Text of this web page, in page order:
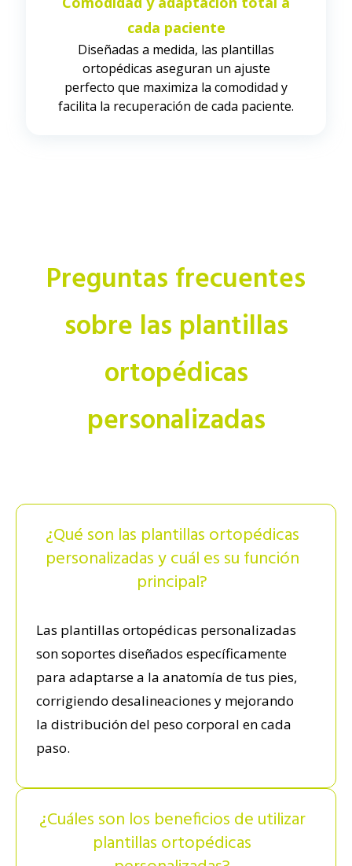
cada paciente
Diseñadas a medida, las plantillas
ortopédicas aseguran un ajuste
perfecto que maximiza la comodidad y
facilita la recuperación de cada paciente.
Preguntas frecuentes
sobre las plantillas
ortopédicas
personalizadas
¿Qué son las plantillas ortopédicas
personalizadas y cuál es su función
principal?
Las plantillas ortopédicas personalizadas
son soportes diseñados específicamente
para adaptarse a la anatomía de tus pies,
corrigiendo desalineaciones y mejorando
la distribución del peso corporal en cada
paso.
¿Cuáles son los beneficios de utilizar
plantillas ortopédicas